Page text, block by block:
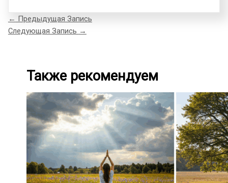
← Предыдущая Запись
Следующая Запись →
Также рекомендуем